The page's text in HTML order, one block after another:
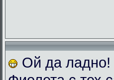
Ой да ладно!